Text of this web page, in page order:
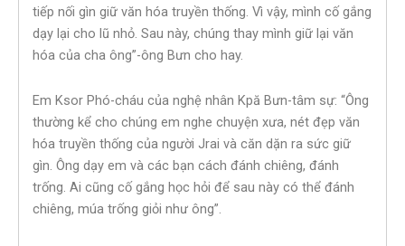
tiếp nối gìn giữ văn hóa truyền thống. Vì vậy, mình cố gắng
dạy lại cho lũ nhỏ. Sau này, chúng thay mình giữ lại văn
hóa của cha ông”-ông Bưn cho hay.
Em Ksor Phó-cháu của nghệ nhân Kpă Bưn-tâm sự: “Ông
thường kể cho chúng em nghe chuyện xưa, nét đẹp văn
hóa truyền thống của người Jrai và căn dặn ra sức giữ
gìn. Ông dạy em và các bạn cách đánh chiêng, đánh
trống. Ai cũng cố gắng học hỏi để sau này có thể đánh
chiêng, múa trống giỏi như ông”.